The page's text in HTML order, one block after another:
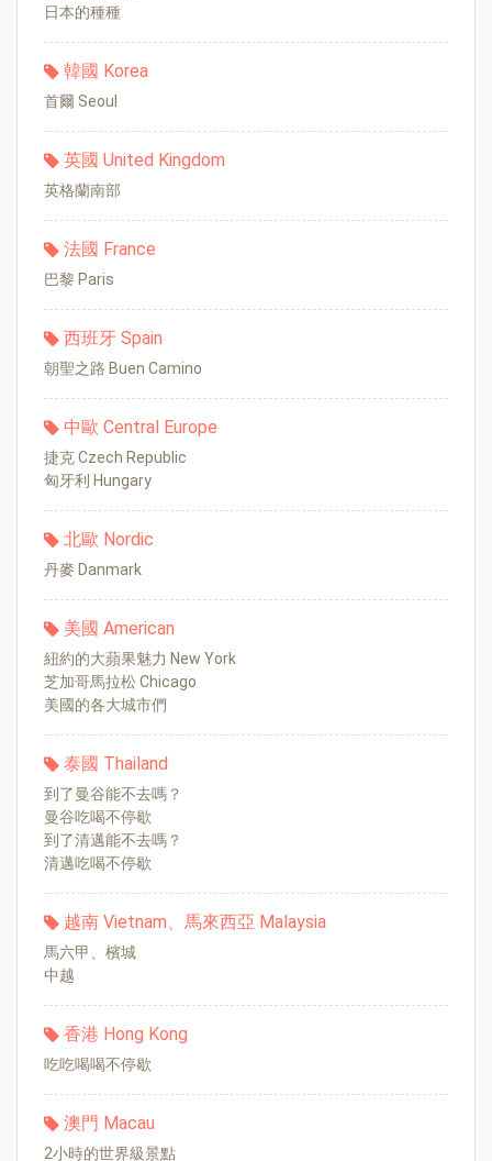
日本的種種
韓國 Korea
首爾 Seoul
英國 United Kingdom
英格蘭南部
法國 France
巴黎 Paris
西班牙 Spain
朝聖之路 Buen Camino
中歐 Central Europe
捷克 Czech Republic
匈牙利 Hungary
北歐 Nordic
丹麥 Danmark
美國 American
紐約的大蘋果魅力 New York
芝加哥馬拉松 Chicago
美國的各大城市們
泰國 Thailand
到了曼谷能不去嗎？
曼谷吃喝不停歇
到了清邁能不去嗎？
清邁吃喝不停歇
越南 Vietnam、馬來西亞 Malaysia
馬六甲、檳城
中越
香港 Hong Kong
吃吃喝喝不停歇
澳門 Macau
2小時的世界級景點